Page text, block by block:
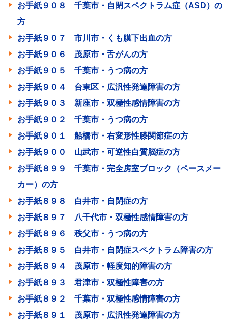
お手紙９０８ 千葉市・自閉スペクトラム症（ASD）の
方
お手紙９０７ 市川市・くも膜下出血の方
お手紙９０６ 茂原市・舌がんの方
お手紙９０５ 千葉市・うつ病の方
お手紙９０４ 台東区・広汎性発達障害の方
お手紙９０３ 新座市・双極性感情障害の方
お手紙９０２ 千葉市・うつ病の方
お手紙９０１ 船橋市・右変形性膝関節症の方
お手紙９００ 山武市・可逆性白質脳症の方
お手紙８９９ 千葉市・完全房室ブロック（ペースメー
カー）の方
お手紙８９８ 白井市・自閉症の方
お手紙８９７ 八千代市・双極性感情障害の方
お手紙８９６ 秩父市・うつ病の方
お手紙８９５ 白井市・自閉症スペクトラム障害の方
お手紙８９４ 茂原市・軽度知的障害の方
お手紙８９３ 君津市・双極性障害の方
お手紙８９２ 千葉市・双極性感情障害の方
お手紙８９１ 茂原市・広汎性発達障害の方